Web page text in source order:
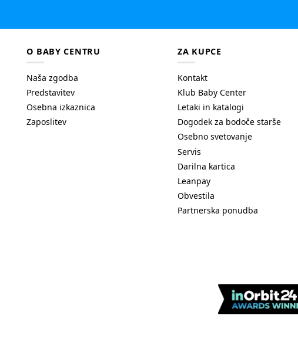
O BABY CENTRU
Naša zgodba
Predstavitev
Osebna izkaznica
Zaposlitev
ZA KUPCE
Kontakt
Klub Baby Center
Letaki in katalogi
Dogodek za bodoče starše
Osebno svetovanje
Servis
Darilna kartica
Leanpay
Obvestila
Partnerska ponudba